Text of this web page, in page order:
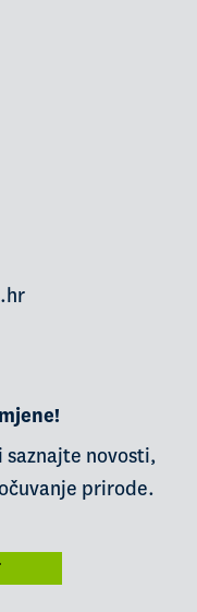
saznajte novosti,
prirode.